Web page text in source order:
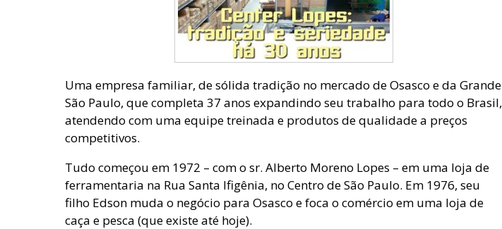
Uma empresa familiar, de sólida tradição no mercado de Osasco e da Grande
São Paulo, que completa 37 anos expandindo seu trabalho para todo o Brasil,
atendendo com uma equipe treinada e produtos de qualidade a preços
competitivos.
Tudo começou em 1972 – com o sr. Alberto Moreno Lopes – em uma loja de
ferramentaria na Rua Santa Ifigênia, no Centro de São Paulo. Em 1976, seu
filho Edson muda o negócio para Osasco e foca o comércio em uma loja de
caça e pesca (que existe até hoje).